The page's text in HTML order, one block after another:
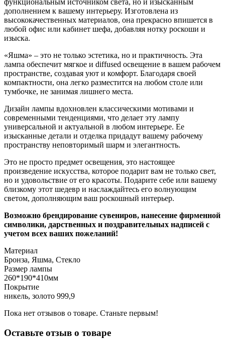
функциональным источником света, но и изысканным
дополнением к вашему интерьеру. Изготовлена из
высококачественных материалов, она прекрасно впишется в
любой офис или кабинет шефа, добавляя нотку роскоши и
изыска.
«Яшма» – это не только эстетика, но и практичность. Эта
лампа обеспечит мягкое и diffused освещение в вашем рабочем
пространстве, создавая уют и комфорт. Благодаря своей
компактности, она легко разместится на любом столе или
тумбочке, не занимая лишнего места.
Дизайн лампы вдохновлен классическими мотивами и
современными тенденциями, что делает эту лампу
универсальной и актуальной в любом интерьере. Ее
изысканные детали и отделка придадут вашему рабочему
пространству неповторимый шарм и элегантность.
Это не просто предмет освещения, это настоящее
произведение искусства, которое подарит вам не только свет,
но и удовольствие от его красоты. Подарите себе или вашему
близкому этот шедевр и наслаждайтесь его волнующим
светом, дополняющим ваш роскошный интерьер.
Возможно брендирование сувениров, нанесение фирменной
символики, дарственных и поздравительных надписей с
учетом всех ваших пожеланий!
Материал
Бронза, Яшма, Стекло
Размер лампы
260*190*410мм
Покрытие
никель, золото 999,9
Пока нет отзывов о товаре. Станьте первым!
Оставьте отзыв о товаре